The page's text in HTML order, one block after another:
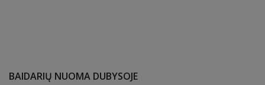
BAIDARIŲ NUOMA DUBYSOJE